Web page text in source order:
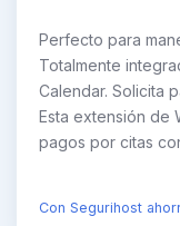
Perfecto para
Totalmente
Calendar. Solicita
Esta extensión de
pagos por citas
Con Segurihost